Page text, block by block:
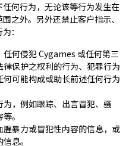
何行为，无论该等行为发生在
之外。另外还禁止客户指示、
：
何侵犯 Cygames 或任何第三
保护之权利的行为、犯罪行为
可能构成或助长前述任何行为
，例如跟踪、出言冒犯、骚
。
暴力或冒犯性内容的信息，或
息。